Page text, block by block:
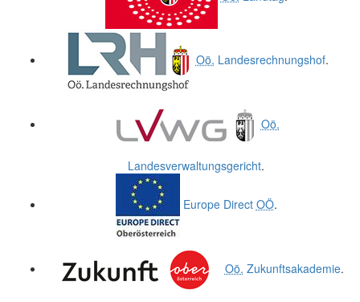
Oö. Landesrechnungshof.
Oö.
Landesverwaltungsgericht.
Europe Direct OÖ.
Oö. Zukunftsakademie.